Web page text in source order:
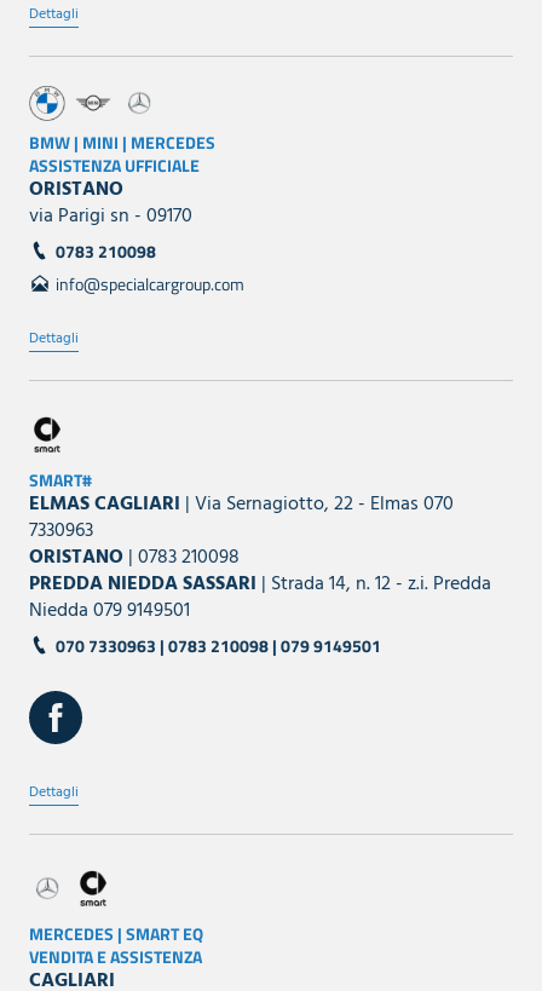
Dettagli
BMW | MINI | MERCEDES
ASSISTENZA UFFICIALE
ORISTANO
via Parigi sn - 09170
0783 210098
info@specialcargroup.com
Dettagli
SMART#
ELMAS CAGLIARI | Via Sernagiotto, 22 - Elmas 070
7330963
ORISTANO| 0783 210098
PREDDA NIEDDA SASSARI | Strada 14, n. 12 - z.i. Predda
Niedda 079 9149501
070 7330963 | 0783 210098 | 079 9149501
Dettagli
MERCEDES | SMART EQ
VENDITA E ASSISTENZA
CAGLIARI